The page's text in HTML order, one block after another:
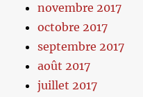
novembre 2017
octobre 2017
septembre 2017
août 2017
juillet 2017